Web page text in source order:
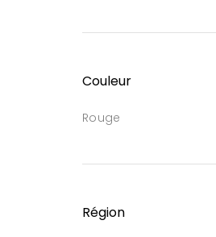
Couleur
Rouge
Région